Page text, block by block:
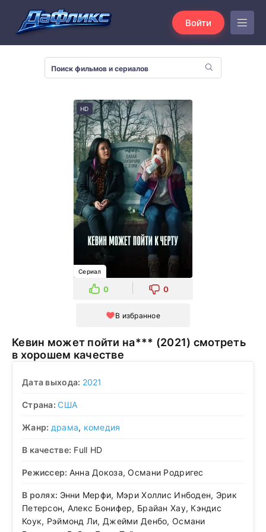
Войти
HD
Сериал
0 0
В избранное
Кевин может пойти на*** (2021) смотреть
в хорошем качестве
Дата выхода: 2021
Страна:США
Жанр: драма, комедия
В качестве: Full HD
Режиссер: Анна Докоза, Османи Родригес
В ролях: Энни Мерфи, Мэри Холлис Инбоден, Эрик
Петерсон, Алекс Бонифер, Брайан Хау, Кэндис
Коук, Рэймонд Ли, Джейми Денбо, Османи